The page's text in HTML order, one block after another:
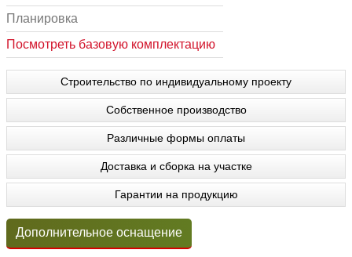
Планировка
Посмотреть базовую комплектацию
Строительство по индивидуальному проекту
Собственное производство
Различные формы оплаты
Доставка и сборка на участке
Гарантии на продукцию
Дополнительное оснащение